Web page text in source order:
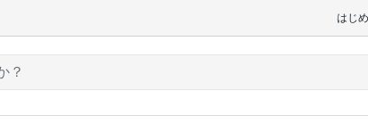
はじ